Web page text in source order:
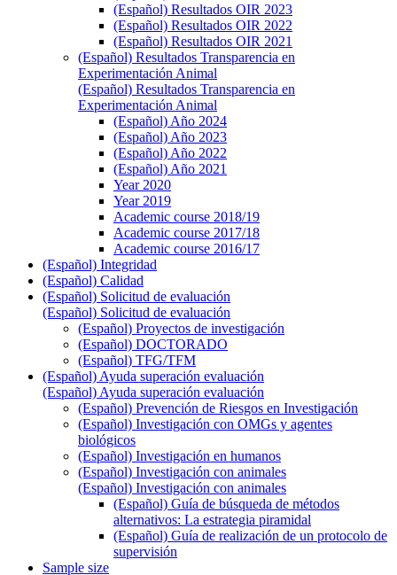
(Español) Resultados OIR 2023
(Español) Resultados OIR 2022
(Español) Resultados OIR 2021
(Español) Resultados Transparencia en
Experimentación Animal
(Español) Resultados Transparencia en
Experimentación Animal
(Español) Año 2024
(Español) Año 2023
(Español) Año 2022
(Español) Año 2021
Year 2020
Year 2019
Academic course 2018/19
Academic course 2017/18
Academic course 2016/17
(Español) Integridad
(Español) Calidad
(Español) Solicitud de evaluación
(Español) Solicitud de evaluación
(Español) Proyectos de investigación
(Español) DOCTORADO
(Español) TFG/TFM
(Español) Ayuda superación evaluación
(Español) Ayuda superación evaluación
(Español) Prevención de Riesgos en Investigación
(Español) Investigación con OMGs y agentes
biológicos
(Español) Investigación en humanos
(Español) Investigación con animales
(Español) Investigación con animales
(Español) Guía de búsqueda de métodos
alternativos: La estrategia piramidal
(Español) Guía de realización de un protocolo de
supervisión
Sample size